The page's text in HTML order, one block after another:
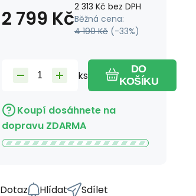
2 799 Kč2 313 Kč bez DPH
Běžná cena:
4 190 Kč (-33%)
ks
DO
KOŠÍKU
Koupí dosáhnete na
dopravu ZDARMA
Dotaz Hlídat Sdílet